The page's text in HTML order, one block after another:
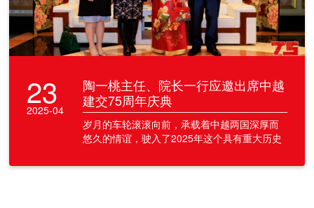
23
2025-04
陶一桃主任、院长一行应邀出席中越
建交75周年庆典
岁月的车轮滚滚向前，承载着中越两国深厚而
悠久的情谊，驶入了2025年这个具有重大历史
十五周年之